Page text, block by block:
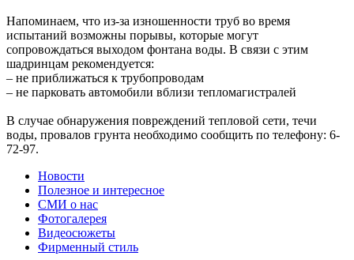
Напоминаем, что из-за изношенности труб во время
испытаний возможны порывы, которые могут
сопровождаться выходом фонтана воды. В связи с этим
шадринцам рекомендуется:
– не приближаться к трубопроводам
– не парковать автомобили вблизи тепломагистралей
В случае обнаружения повреждений тепловой сети, течи
воды, провалов грунта необходимо сообщить по телефону: 6-
72-97.
Новости
Полезное и интересное
СМИ о нас
Фотогалерея
Видеосюжеты
Фирменный стиль